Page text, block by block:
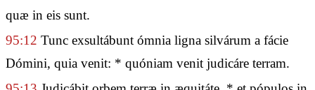
quæ in eis sunt.
95:12 Tunc exsultábunt ómnia ligna silvárum a fácie
Dómini, quia venit: * quóniam venit judicáre terram.